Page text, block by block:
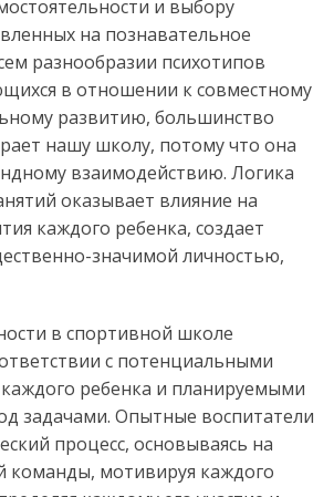
и выбору
на познавательное
разнообразии психотипов
в отношении к совместному
развитию, большинство
нашу школу, потому что она
взаимодействию. Логика
оказывает влияние на
каждого ребенка, создает
значимой личностью,
в спортивной школе
с потенциальными
ребенка и планируемыми
задачами. Опытные воспитатели
процесс, основываясь на
команды, мотивируя каждого